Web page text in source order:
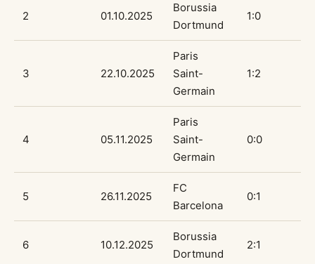
2 01.10.2025
Borussia
Dortmund
1:0
3 22.10.2025
Paris
Saint-
Germain
1:2
4 05.11.2025
Paris
Saint-
Germain
0:0
5 26.11.2025
FC
Barcelona
0:1
6 10.12.2025
Borussia
Dortmund
2:1